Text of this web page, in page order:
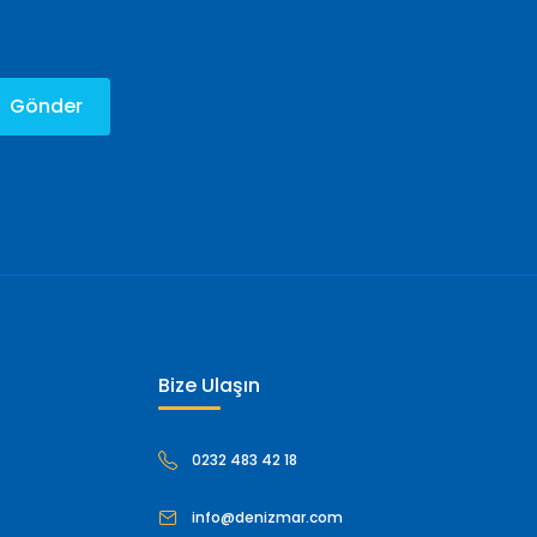
Gönder
Bize Ulaşın
0232 483 42 18
info@denizmar.com